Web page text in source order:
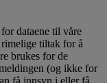
dataene til våre
tiltak for å
brukes for de
(og ikke for
få innsyn i eller få